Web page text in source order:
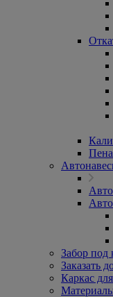
Забор под
Заказать
Каркас